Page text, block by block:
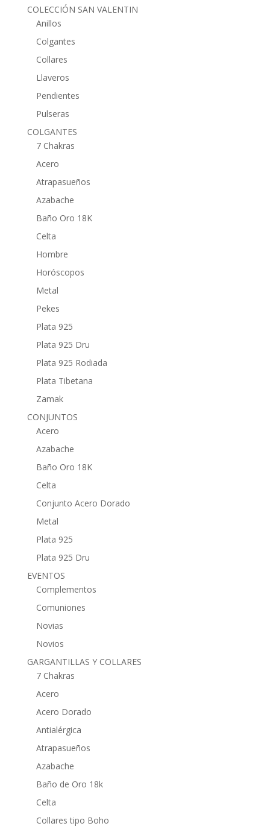
COLECCIÓN SAN VALENTIN
Anillos
Colgantes
Collares
Llaveros
Pendientes
Pulseras
COLGANTES
7 Chakras
Acero
Atrapasueños
Azabache
Baño Oro 18K
Celta
Hombre
Horóscopos
Metal
Pekes
Plata 925
Plata 925 Dru
Plata 925 Rodiada
Plata Tibetana
Zamak
CONJUNTOS
Acero
Azabache
Baño Oro 18K
Celta
Conjunto Acero Dorado
Metal
Plata 925
Plata 925 Dru
EVENTOS
Complementos
Comuniones
Novias
Novios
GARGANTILLAS Y COLLARES
7 Chakras
Acero
Acero Dorado
Antialérgica
Atrapasueños
Azabache
Baño de Oro 18k
Celta
Collares tipo Boho